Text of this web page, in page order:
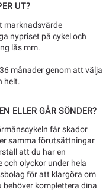
UT?
marknadsvärde
nypriset på cykel och
lås mm.
månader genom att välja
helt.
ELLER GÅR SÖNDER?
får skador
samma förutsättningar
att du har en
olyckor under hela
för att klargöra om
behöver komplettera dina